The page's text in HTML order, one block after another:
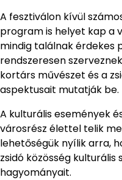
A fesztiválon kívül
program is helyet kap a
mindig találnak érdekes
rendszeresen
kortárs művészet és a
aspektusait mutatják be.
A kulturális események
városrész élettel telik
lehetőségük nyílik arra,
zsidó közösség kulturális
hagyományait.